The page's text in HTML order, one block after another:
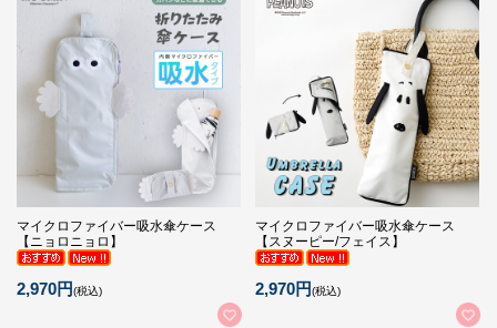
マイクロファイバー吸水傘ケース
【ニョロニョロ】
2,970円(税込)
マイクロファイバー吸水傘ケース
【スヌーピー/フェイス】
2,970円(税込)